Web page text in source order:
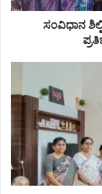
ಸಂವಿಧಾನ